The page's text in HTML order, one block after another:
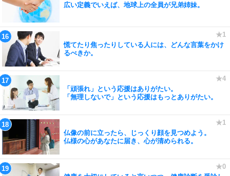
広い定義でいえば、地球上の全員が兄弟姉妹。
慌てたり焦ったりしている人には、どんな言葉をかけ
るべきか。
「頑張れ」という応援はありがたい。
「無理しないで」という応援はもっとありがたい。
仏像の前に立ったら、じっくり顔を見つめよう。
仏様の心があなたに届き、心が清められる。